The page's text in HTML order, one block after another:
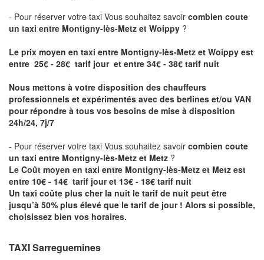
- Pour réserver votre taxi Vous souhaitez savoir combien coute
un taxi entre Montigny-lès-Metz et Woippy ?
Le prix moyen en taxi entre Montigny-lès-Metz et Woippy est
entre 25€ - 28€ tarif jour et entre 34€ - 38€ tarif nuit
Nous mettons à votre disposition des chauffeurs
professionnels et expérimentés avec des berlines et/ou VAN
pour répondre à tous vos besoins de mise à disposition
24h/24, 7j/7
- Pour réserver votre taxi Vous souhaitez savoir combien coute
un taxi entre Montigny-lès-Metz et Metz ?
Le Coût moyen en taxi entre Montigny-lès-Metz et Metz est
entre 10€ - 14€ tarif jour et 13€ - 18€ tarif nuit
Un taxi coûte plus cher la nuit le tarif de nuit peut être
jusqu’à 50% plus élevé que le tarif de jour ! Alors si possible,
choisissez bien vos horaires.
TAXI Sarreguemines